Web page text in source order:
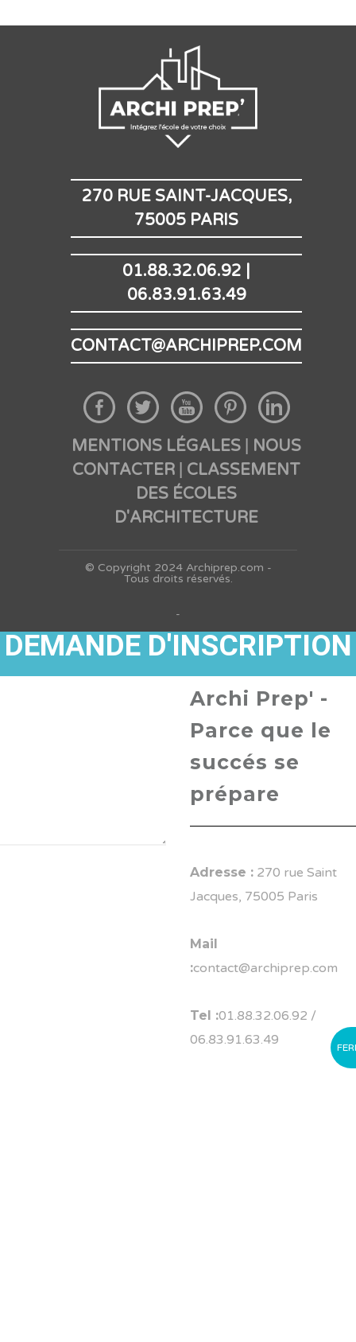
270 RUE SAINT-JACQUES,
75005 PARIS
01.88.32.06.92 |
06.83.91.63.49
CONTACT@ARCHIPREP.COM
MENTIONS LÉGALES
NOUS
CONTACTER
CLASSEMENT
DES ÉCOLES
D'ARCHITECTURE
© Copyright 2024 Archiprep.com -
Tous droits réservés.
-
DEMANDE D'INSCRIPTION
Archi Prep' -
Parce que le
succés se
prépare
Adresse : 270 rue Saint
Jacques, 75005 Paris
Mail
:contact@archiprep.com
Tel :01.88.32.06.92 /
06.83.91.63.49